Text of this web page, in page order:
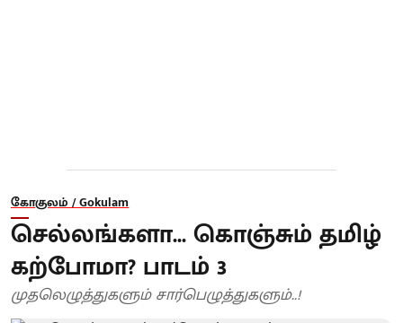
கோகுலம் / Gokulam
செல்லங்களா... கொஞ்சும் தமிழ்
கற்போமா? பாடம் 3
முதலெழுத்துகளும் சார்பெழுத்துகளும்..!